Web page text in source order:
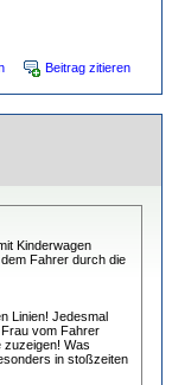
Beitrag zitieren
Kinderwagen
Fahrer durch die
Linien! Jedesmal
vom Fahrer
Was
in stoßzeiten